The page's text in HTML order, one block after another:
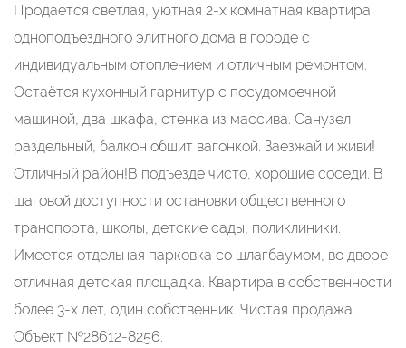
Продается светлая, уютная 2-х комнатная квартира
одноподъездного элитного дома в городе с
индивидуальным отоплением и отличным ремонтом.
Остаётся кухонный гарнитур с посудомоечной
машиной, два шкафа, стенка из массива. Санузел
раздельный, балкон обшит вагонкой. Заезжай и живи!
Отличный район!В подъезде чисто, хорошие соседи. В
шаговой доступности остановки общественного
транспорта, школы, детские сады, поликлиники.
Имеется отдельная парковка со шлагбаумом, во дворе
отличная детская площадка. Квартира в собственности
более 3-х лет, один собственник. Чистая продажа.
Объект №28612-8256.